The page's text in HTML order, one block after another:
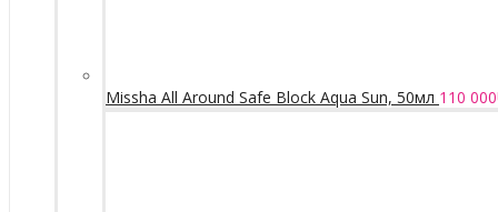
Missha All Around Safe Block Aqua Sun, 50мл 110 000